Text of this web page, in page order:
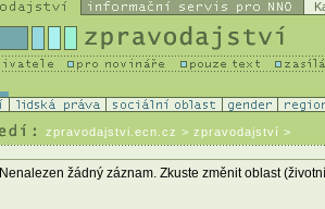
zpravodajstvi.ecn.cz > zpravodajství >
Nenalezen žádný záznam. Zkuste změnit oblast